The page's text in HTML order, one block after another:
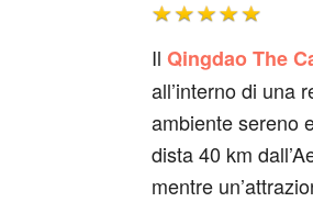
Il Qingdao The
all’interno di una
ambiente sereno
dista 40 km
mentre